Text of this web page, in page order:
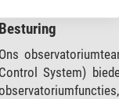
Besturing
Ons
Control System)